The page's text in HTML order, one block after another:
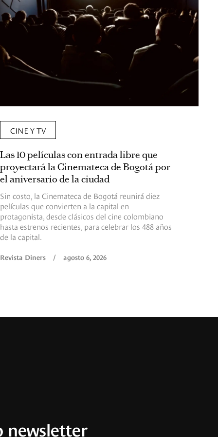
CINE Y TV
Las 10 películas con entrada libre que
proyectará la Cinemateca de Bogotá por
el aniversario de la ciudad
Sin costo, la Cinemateca de Bogotá reunirá diez
películas que convierten a la capital en
protagonista, desde clásicos del cine colombiano
hasta estrenos recientes, para celebrar los 488 años
de la capital.
Revista Diners / agosto 6, 2026
newsletter